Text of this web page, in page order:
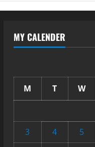
MY CALENDER
M T W
3
4 5